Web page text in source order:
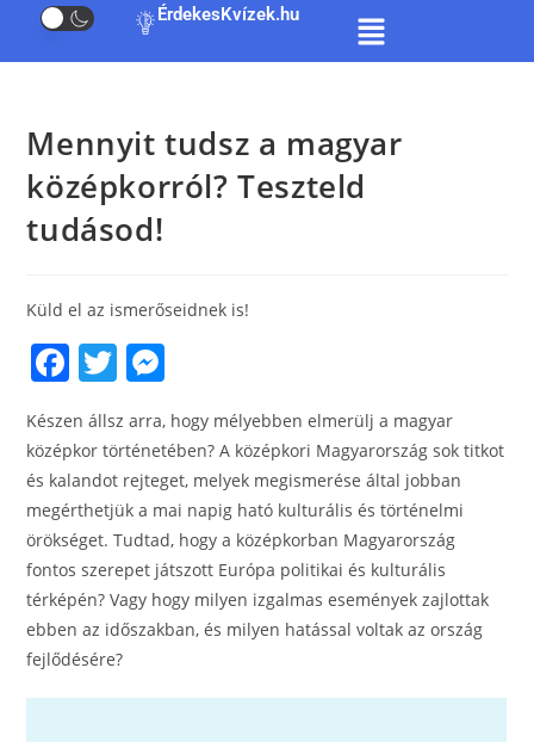
ÉrdekesKvízek.hu
Mennyit tudsz a magyar
középkorról? Teszteld
tudásod!
Küld el az ismerőseidnek is!
F
c
e
b
o
o
k
T
itt
er
e
ss
e
n
g
er
Készen állsz arra, hogy mélyebben elmerülj a magyar
középkor történetében? A középkori Magyarország sok titkot
és kalandot rejteget, melyek megismerése által jobban
megérthetjük a mai napig ható kulturális és történelmi
örökséget. Tudtad, hogy a középkorban Magyarország
fontos szerepet játszott Európa politikai és kulturális
térképén? Vagy hogy milyen izgalmas események zajlottak
ebben az időszakban, és milyen hatással voltak az ország
fejlődésére?